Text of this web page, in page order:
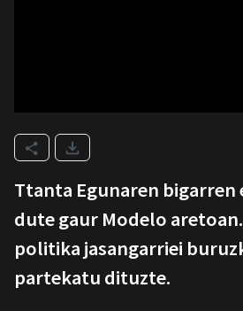
Ttanta Egunaren bigarren
dute gaur Modelo
politika jasangarriei
partekatu dituzte.